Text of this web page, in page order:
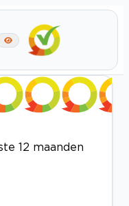
12 maanden